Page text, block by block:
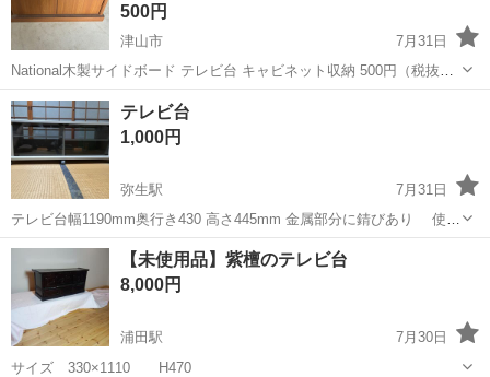
500円
津山市
7月31日
National木製サイドボード テレビ台 キャビネット収納 500円（税抜）
／550円（税込） 落ち着いたブラウンカラーで、リビングやダイニン
グ、寝室などさまざまなお部屋に合わせやすいデザインです。 扉内は
収納スペー...
岡山 津山市 収納家具
テレビ台
1,000円
弥生駅
7月31日
テレビ台幅1190mm奥行き430 高さ445mm 金属部分に錆びあり 使用
感あり 一部補修あり
岡山 倉敷市 弥生駅 収納家具
【未使用品】紫檀のテレビ台
8,000円
浦田駅
7月30日
サイズ 330×1110 H470